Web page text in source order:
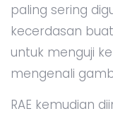
paling sering
kecerdasan
untuk menguji
mengenali
RAE kemudian